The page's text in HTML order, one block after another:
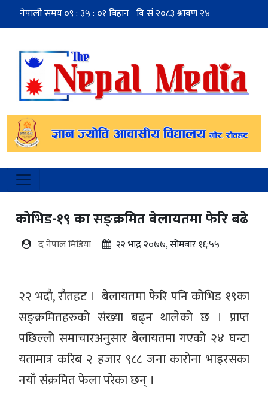
कोभिड-१९ का सङ्क्रमित बेलायतमा फेरि बढे
द नेपाल मिडिया २२ भाद्र २०७७, सोमबार १६:५५
२२ भदौ, रौतहट । बेलायतमा फेरि पनि कोभिड १९का
सङ्क्रमितहरुको संख्या बढ्न थालेको छ । प्राप्त
पछिल्लो समाचारअनुसार बेलायतमा गएको २४ घन्टा
यतामात्र करिब २ हजार ९८८ जना कारोना भाइरसका
नयाँ संक्रमित फेला परेका छन् ।